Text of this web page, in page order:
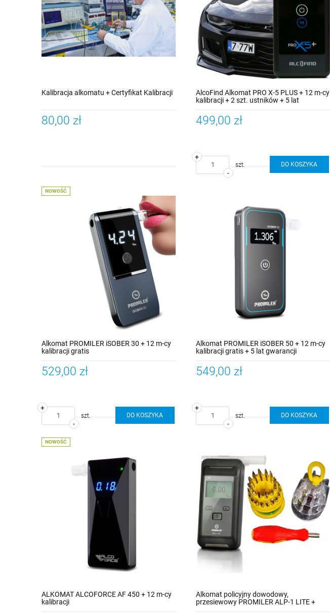
Kalibracja alkomatu + Certyfikat Kalibracji
80,00 zł
AlcoFind Alkomat PRO X-5 PLUS + 12 m-cy
kalibracji + 2 szt. ustników + 5 lat
499,00 zł
-
+
szt. DO KOSZYKA
Alkomat PROMILER iSOBER 30 + 12 m-cy
kalibracji gratis
529,00 zł
-
+
szt. DO KOSZYKA
NOWOŚĆ
Alkomat PROMILER iSOBER 50 + 12 m-cy
kalibracji gratis + 5 lat gwarancji
549,00 zł
-
+
szt. DO KOSZYKA
ALKOMAT ALCOFORCE AF 450 + 12 m-cy
kalibracji
NOWOŚĆ
Alkomat policyjny dowodowy,
przesiewowy PROMILER ALP-1 LITE +